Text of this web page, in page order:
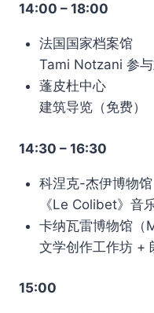
14:00 – 18:00
法国国家档案馆
Tami Notzani 参与
蓬皮杜中心
建筑导览（免费）
14:30 – 16:30
科涅克-杰伊博物馆
《Le Colibet》音
卡纳瓦雷博物馆（
文学创作工作坊 +
15:00